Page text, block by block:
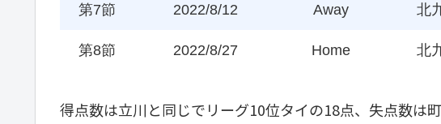
第7節 2022/8/12 Away 北
第8節 2022/8/27 Home 北
得点数は立川と同じでリーグ10位タイの18点、失点数は